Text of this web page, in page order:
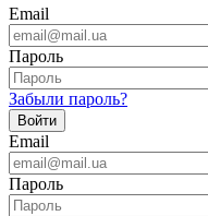
Email
Пароль
Забыли пароль?
Войти
Email
Пароль